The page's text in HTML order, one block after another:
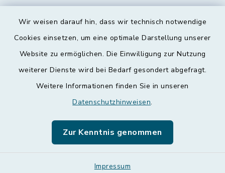
Wir weisen darauf hin, dass wir technisch notwendige
Cookies einsetzen, um eine optimale Darstellung unserer
Website zu ermöglichen. Die Einwilligung zur Nutzung
weiterer Dienste wird bei Bedarf gesondert abgefragt.
Weitere Informationen finden Sie in unseren
Datenschutzhinweisen.
Zur Kenntnis genommen
Impressum
Kontakt
Datenschutz
Leichte Sprache
Sitemap